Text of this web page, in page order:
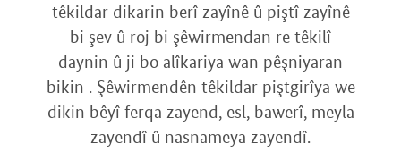
têkildar dikarin berî zayînê û piştî zayînê
bi şev û roj bi şêwirmendan re têkilî
daynin û ji bo alîkariya wan pêşniyaran
bikin . Şêwirmendên têkildar piştgirîya we
dikin bêyî ferqa zayend, esl, bawerî, meyla
zayendî û nasnameya zayendî.